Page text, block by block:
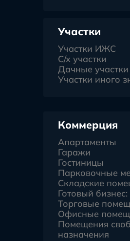
Участки
Участки ИЖС
С/х участки
Дачные участки
Участки иного
Коммерция
Апартаменты
Гаражи
Гостиницы
Парковочные
Складские
Готовый бизнес:
Торговые
Офисные
Помещения
назначения